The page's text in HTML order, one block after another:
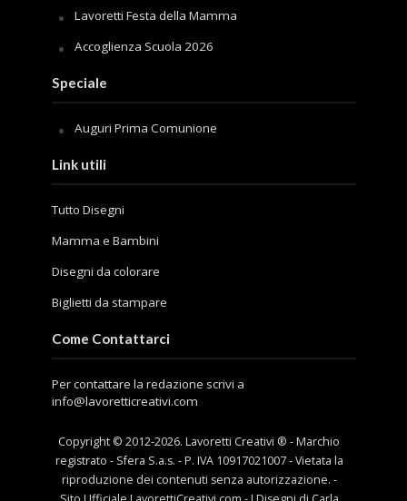
Lavoretti Festa della Mamma
Accoglienza Scuola 2026
Speciale
Auguri Prima Comunione
Link utili
Tutto Disegni
Mamma e Bambini
Disegni da colorare
Biglietti da stampare
Come Contattarci
Per contattare la redazione scrivi a
info@lavoretticreativi.com
Copyright © 2012-2026. Lavoretti Creativi ® - Marchio
registrato - Sfera S.a.s. - P. IVA 10917021007 - Vietata la
riproduzione dei contenuti senza autorizzazione. -